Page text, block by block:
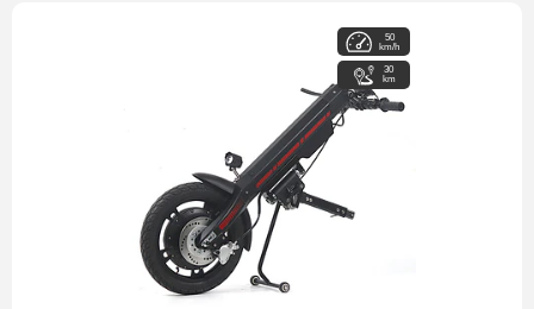
50
km/h
30
km